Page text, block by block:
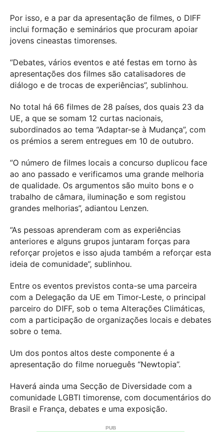
Por isso, e a par da apresentação de filmes, o DIFF
inclui formação e seminários que procuram apoiar
jovens cineastas timorenses.
“Debates, vários eventos e até festas em torno às
apresentações dos filmes são catalisadores de
diálogo e de trocas de experiências”, sublinhou.
No total há 66 filmes de 28 países, dos quais 23 da
UE, a que se somam 12 curtas nacionais,
subordinados ao tema “Adaptar-se à Mudança”, com
os prémios a serem entregues em 10 de outubro.
“O número de filmes locais a concurso duplicou face
ao ano passado e verificamos uma grande melhoria
de qualidade. Os argumentos são muito bons e o
trabalho de câmara, iluminação e som registou
grandes melhorias”, adiantou Lenzen.
“As pessoas aprenderam com as experiências
anteriores e alguns grupos juntaram forças para
reforçar projetos e isso ajuda também a reforçar esta
ideia de comunidade”, sublinhou.
Entre os eventos previstos conta-se uma parceira
com a Delegação da UE em Timor-Leste, o principal
parceiro do DIFF, sob o tema Alterações Climáticas,
com a participação de organizações locais e debates
sobre o tema.
Um dos pontos altos deste componente é a
apresentação do filme norueguês “Newtopia”.
Haverá ainda uma Secção de Diversidade com a
comunidade LGBTI timorense, com documentários do
Brasil e França, debates e uma exposição.